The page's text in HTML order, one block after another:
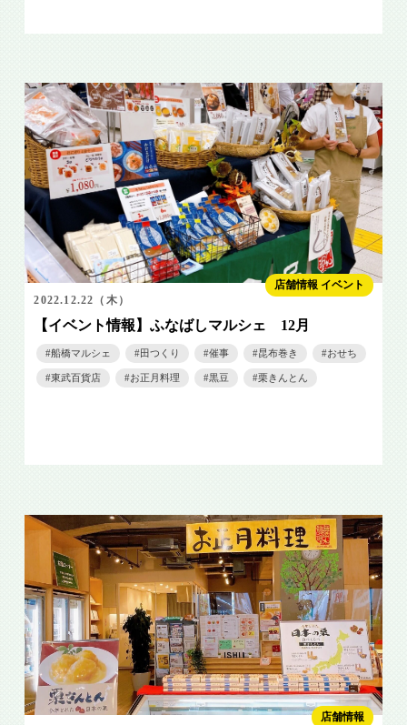
店舗情報 イベント
2022.12.22（木）
【イベント情報】ふなばしマルシェ 12月
船橋マルシェ 田つくり 催事 昆布巻き おせち
東武百貨店 お正月料理 黒豆 栗きんとん
店舗情報